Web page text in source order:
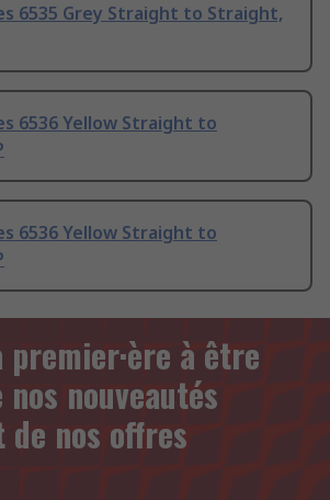
6535 Grey Straight to Straight,
6536 Yellow Straight to
6536 Yellow Straight to
à être
nouveautés
nos offres